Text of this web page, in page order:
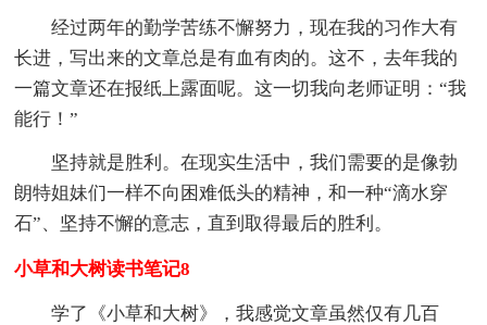
经过两年的勤学苦练不懈努力，现在我的习作大有
长进，写出来的文章总是有血有肉的。这不，去年我的
一篇文章还在报纸上露面呢。这一切我向老师证明：“我
能行！”
坚持就是胜利。在现实生活中，我们需要的是像勃
朗特姐妹们一样不向困难低头的精神，和一种“滴水穿
石”、坚持不懈的意志，直到取得最后的胜利。
小草和大树读书笔记8
学了《小草和大树》，我感觉文章虽然仅有几百